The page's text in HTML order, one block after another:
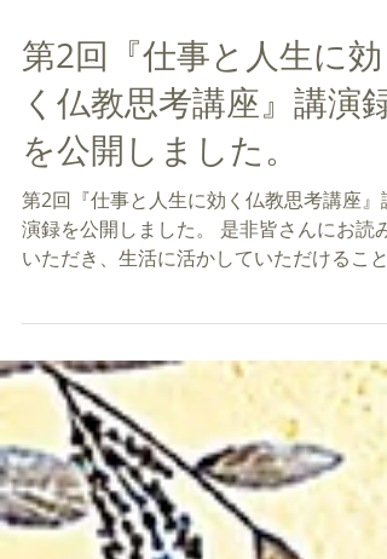
5月20日
第2回『仕事と人生に効
く仏教思考講座』講演録
を公開しました。
第2回『仕事と人生に効く仏教思考講座』講
ウンロードできます】
https://drive.google.com/file/d/
D7TAq1Yx3xXcIsXB1pjx3El9/view?
usp=drive_link ーーーーーーーーーーーー
ーーーーーーーーーーーーーーーーーーー
ーー 【９０分で視点が変わる夜 仕事と人
生に効く仏教思考講座】 講師は浄土真宗本